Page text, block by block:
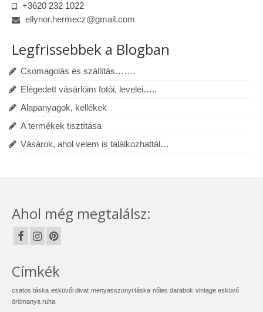
+3620 232 1022
ellynor.hermecz@gmail.com
Legfrissebbek a Blogban
Csomagolás és szállítás…….
Elégedett vásárlóim fotói, levelei…..
Alapanyagok, kellékek
A termékek tisztítása
Vásárok, ahol velem is találkozhattál…
Ahol még megtalálsz:
Címkék
csatos táska esküvői divat menyasszonyi táska nőies darabok vintage esküvő
örömanya ruha